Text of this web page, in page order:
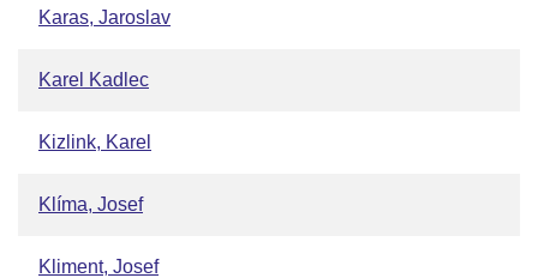
Karas, Jaroslav
Karel Kadlec
Kizlink, Karel
Klíma, Josef
Kliment, Josef